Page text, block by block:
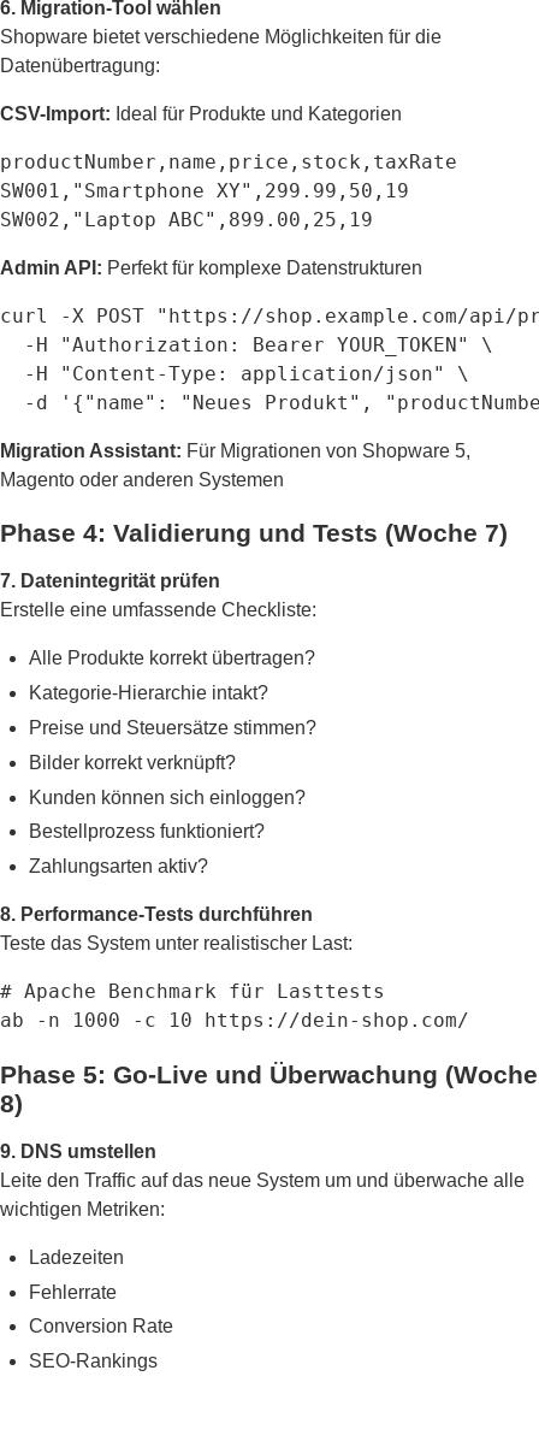
6. Migration-Tool wählen
Shopware bietet verschiedene Möglichkeiten für die
Datenübertragung:
CSV-Import: Ideal für Produkte und Kategorien
productNumber,name,price,stock,taxRate
SW001,"Smartphone XY",299.99,50,19
SW002,"Laptop ABC",899.00,25,19
Admin API: Perfekt für komplexe Datenstrukturen
curl -X POST "https://shop.example.com/api/
  -H "Authorization: Bearer YOUR_TOKEN" \
  -H "Content-Type: application/json" \
-d '{"name": "Neues Produkt",
Migration Assistant: Für Migrationen von Shopware 5,
Magento oder anderen Systemen
Phase 4: Validierung und Tests (Woche 7)
7. Datenintegrität prüfen
Erstelle eine umfassende Checkliste:
Alle Produkte korrekt übertragen?
Kategorie-Hierarchie intakt?
Preise und Steuersätze stimmen?
Bilder korrekt verknüpft?
Kunden können sich einloggen?
Bestellprozess funktioniert?
Zahlungsarten aktiv?
8. Performance-Tests durchführen
Teste das System unter realistischer Last:
# Apache Benchmark für Lasttests
ab -n 1000 -c 10 https://dein-shop.com/
Phase 5: Go-Live und Überwachung (Woche
8)
9. DNS umstellen
Leite den Traffic auf das neue System um und überwache alle
wichtigen Metriken:
Ladezeiten
Fehlerrate
Conversion Rate
SEO-Rankings